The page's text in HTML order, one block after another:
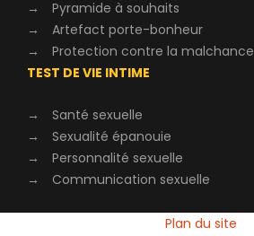
→
Pyramide à souhaits
→
Artefact porte-bonheur
→
Protection contre la malchance
TEST DE VIE INTIME
→
Santé sexuelle
→
Sexualité épanouie
→
Personnalité sexuelle
→
Communication sexuelle
Plan du site